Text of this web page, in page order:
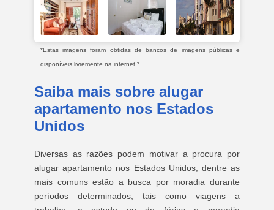
*Estas imagens foram obtidas de bancos de imagens públicas e
disponíveis livremente na internet.*
Saiba mais sobre alugar
apartamento nos Estados
Unidos
Diversas as razões podem motivar a procura por
alugar apartamento nos Estados Unidos, dentre as
mais comuns estão a busca por moradia durante
períodos determinados, tais como viagens a